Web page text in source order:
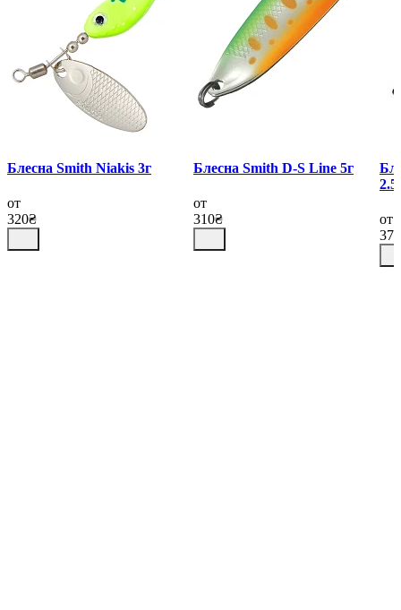
Блесна Smith Niakis 3г
от
320₴
Блесна Smith D-S Line 5г
от
310₴
от